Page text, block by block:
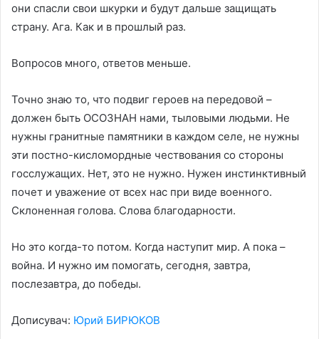
они спасли свои шкурки и будут дальше защищать
страну. Ага. Как и в прошлый раз.
Вопросов много, ответов меньше.
Точно знаю то, что подвиг героев на передовой –
должен быть ОСОЗНАН нами, тыловыми людьми. Не
нужны гранитные памятники в каждом селе, не нужны
эти постно-кисломордные чествования со стороны
госслужащих. Нет, это не нужно. Нужен инстинктивный
почет и уважение от всех нас при виде военного.
Склоненная голова. Слова благодарности.
Но это когда-то потом. Когда наступит мир. А пока –
война. И нужно им помогать, сегодня, завтра,
послезавтра, до победы.
Дописувач: Юрий БИРЮКОВ